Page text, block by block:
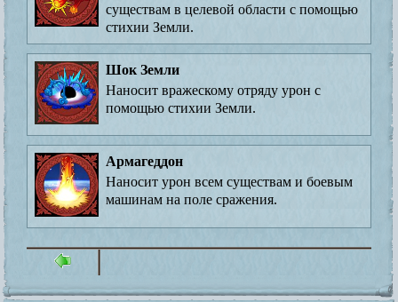
существам в целевой области с помощью
стихии Земли.
Шок Земли
Наносит вражескому отряду урон с
помощью стихии Земли.
Армагеддон
Наносит урон всем существам и боевым
машинам на поле сражения.